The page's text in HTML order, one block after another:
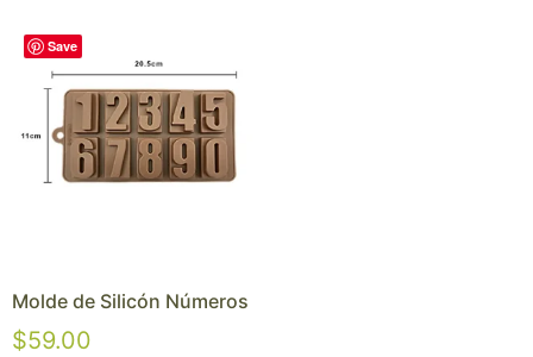
Save
Molde de Silicón Números
$59.00